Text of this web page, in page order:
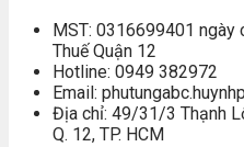
MST: 0316699401
Thuế Quận 12
Hotline: 0949 382972
Email:
Địa chỉ: 49/31/3 Thạnh
Q. 12, TP. HCM